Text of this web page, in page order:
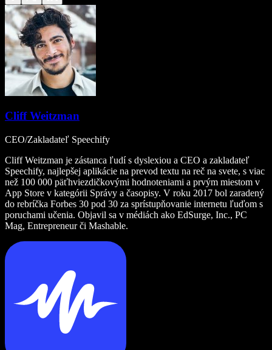
Cliff Weitzman
CEO/Zakladateľ Speechify
Cliff Weitzman je zástanca ľudí s dyslexiou a CEO a zakladateľ
Speechify, najlepšej aplikácie na prevod textu na reč na svete, s viac
než 100 000 päťhviezdičkovými hodnoteniami a prvým miestom v
App Store v kategórii Správy a časopisy. V roku 2017 bol zaradený
do rebríčka Forbes 30 pod 30 za sprístupňovanie internetu ľuďom s
poruchami učenia. Objavil sa v médiách ako EdSurge, Inc., PC
Mag, Entrepreneur či Mashable.